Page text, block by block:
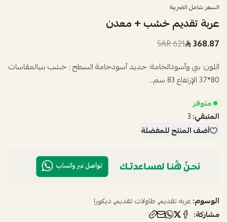
السعر شامل الضريبة
عربة تقديم خشب + معدن
368.87
621 SAR
اللون: بني وأسودالخامة: حديد أسودخامة السطح : خشب بنيالمقاسات
80*37 الإرتفاع 83 سم...
متوفر
المتبقي:3
أضف المنتج للمفضلة
الوسوم:عربه تقديم,طاولات تقديم,ديكورا
مشاركة: